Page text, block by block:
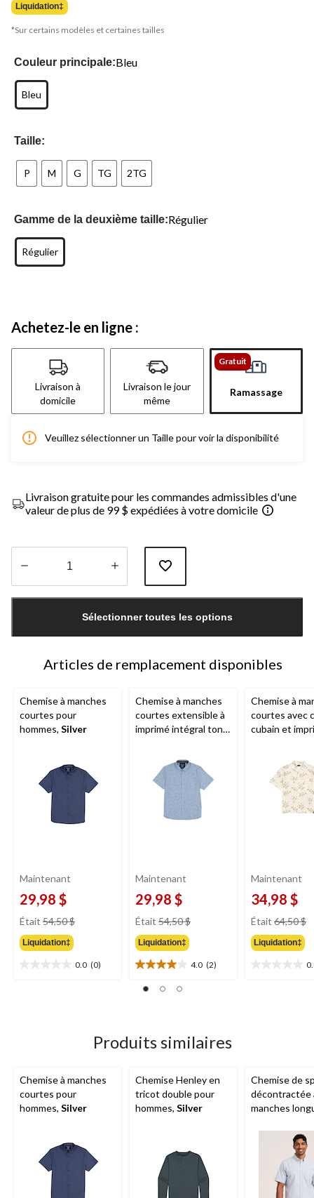
Liquidation‡
*Sur certains modèles et certaines tailles
Couleur principale:Bleu
Bleu
Taille:
P M G TG 2TG
Gamme de la deuxième taille:Régulier
Régulier
Achetez-le en ligne :
Livraison à
domicile
Livraison le jour
même
Gratuit
Ramassage
Veuillez sélectionner un Taille pour voir la disponibilité
Livraison gratuite pour les commandes admissibles d'une
valeur de plus de 99 $ expédiées à votre domicile
jour
Sélectionner toutes les options
Articles de remplacement disponibles
Chemise à manches
courtes pour
hommes, Silver
Maintenant
29,98 $
Était 54,50 $
Liquidation‡
0.0 (0)
Chemise à manches
courtes extensible à
imprimé intégral ton
Maintenant
29,98 $
Était 54,50 $
Liquidation‡
4.0 (2)
4.0
étoile(s)
évaluations
Chemise à
courtes avec
cubain et
Maintenant
34,98 $
Était 64,50 $
Liquidation‡
Produits similaires
Chemise à manches
courtes pour
hommes, Silver
Chemise Henley en
tricot double pour
hommes, Silver
Chemise de
décontractée
manches
Denver